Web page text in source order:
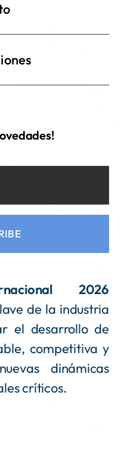
2026
de la industria
el desarrollo de
competitiva y
dinámicas
críticos.